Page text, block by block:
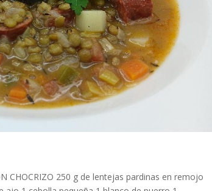
CHOCRIZO 250 g de lentejas pardinas en remojo